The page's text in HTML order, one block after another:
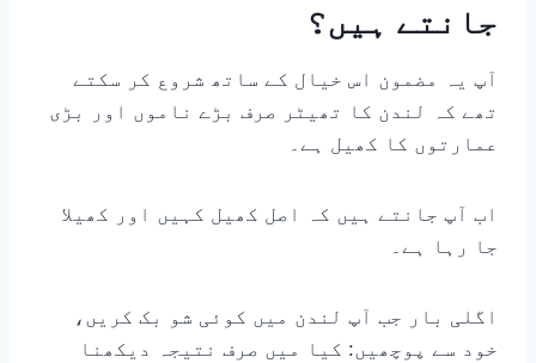
جانتے ہیں؟
آپ یہ مضمون اس خیال کے ساتھ شروع کر سکتے
تھے کہ لندن کا تھیٹر صرف بڑے ناموں اور بڑی
عمارتوں کا کھیل ہے۔
اب آپ جانتے ہیں کہ اصل کھیل کہیں اور کھیلا
جا رہا ہے۔
اگلی بار جب آپ لندن میں کوئی شو بک کریں،
خود سے پوچھیں: کیا میں صرف نتیجہ دیکھنا